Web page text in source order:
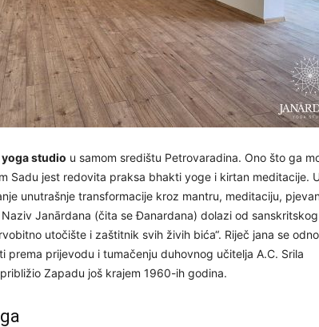
studio u samom središtu Petrovaradina. Ono što ga
Sadu jest redovita praksa bhakti yoge i kirtan meditacije.
unutrašnje transformacije kroz mantru, meditaciju,
Janārdana (čita se Đanardana) dolazi od sanskritskog
utočište i zaštitnik svih živih bića“. Riječ jana se
prema prijevodu i tumačenju duhovnog učitelja A.C. Srila
Zapadu još krajem 1960-ih godina.